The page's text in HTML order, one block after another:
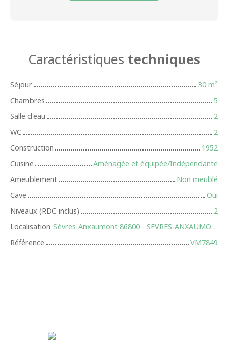
Caractéristiques techniques
Séjour 30 m²
Chambres
5
Salle d'eau
2
WC
2
Construction
1952
Cuisine
Aménagée et équipée/Indépendante
Ameublement
Non meublé
Cave
Oui
Niveaux (RDC inclus)
2
Localisation
Sèvres-Anxaumont 86800 - SEVRES-ANXAUMONT
Référence
VM7849